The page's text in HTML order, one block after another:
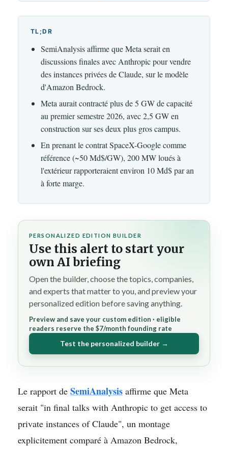
TL;DR
SemiAnalysis affirme que Meta serait en
discussions finales avec Anthropic pour vendre
des instances privées de Claude, sur le modèle
d'Amazon Bedrock.
Meta aurait contracté plus de 5 GW de capacité
au premier semestre 2026, avec 2,5 GW en
construction sur ses deux plus gros campus.
En prenant le contrat SpaceX-Google comme
référence (~50 Md$/GW), 200 MW loués à
l'extérieur rapporteraient environ 10 Md$ par an
à forte marge.
PERSONALIZED EDITION BUILDER
Use this alert to start your
own AI briefing
Open the builder, choose the topics, companies,
and experts that matter to you, and preview your
personalized edition before saving anything.
Preview and save your custom edition · eligible
readers reserve the $7/month founding rate
Test the personalized builder →
Le rapport de SemiAnalysis affirme que Meta
serait "in final talks with Anthropic to get access to
private instances of Claude", un montage
explicitement comparé à Amazon Bedrock,